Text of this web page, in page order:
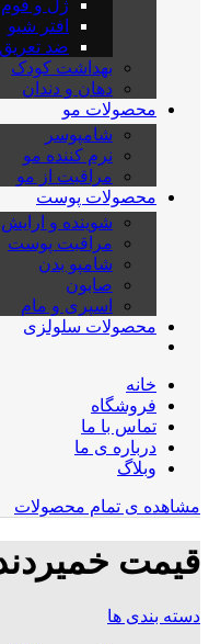
ژل و فوم
افتر شیو
ضد تعریق
بهداشت کودک
دهان و دندان
محصولات مو
شامپوسر
نرم کننده مو
مراقبت از مو
محصولات پوست
شوینده و
مراقبت پوست
شامپو بدن
صابون
اسپری و مام
محصولات سلولزی
خانه
فروشگاه
تماس با ما
درباره ی ما
وبلاگ
مشاهده ی تمام محصولات
قیمت
دسته بندی ها